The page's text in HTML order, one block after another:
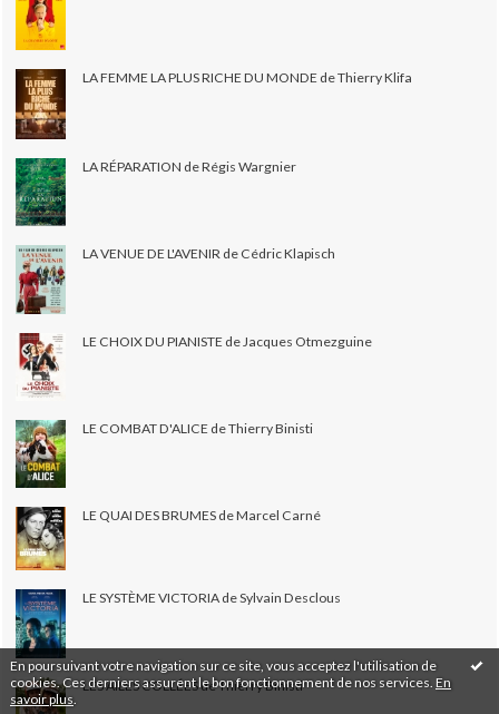
En poursuivant votre navigation sur ce site, vous acceptez l'utilisation de
cookies. Ces derniers assurent le bon fonctionnement de nos services. En
savoir plus
LA FEMME LA PLUS RICHE DU MONDE de Thierry Klifa
LA RÉPARATION de Régis Wargnier
LA VENUE DE L'AVENIR de Cédric Klapisch
LE CHOIX DU PIANISTE de Jacques Otmezguine
LE COMBAT D'ALICE de Thierry Binisti
LE QUAI DES BRUMES de Marcel Carné
LE SYSTÈME VICTORIA de Sylvain Desclous
LES AILES COLLÉES de Thierry Binisti